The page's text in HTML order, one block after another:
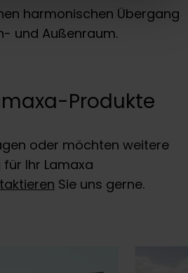
harmonischen Übergang
und Außenraum.
Produkte
oder möchten weitere
Ihr Lamaxa
Sie uns gerne.